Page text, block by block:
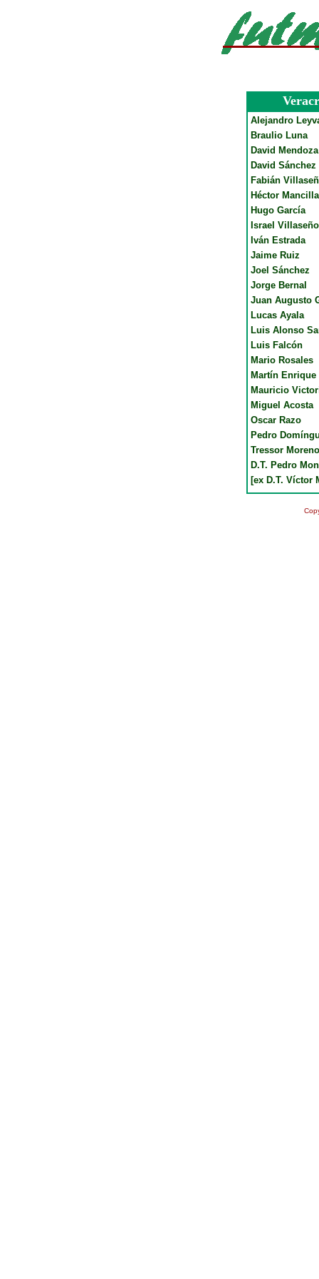
Alejandro
Braulio Luna
David Mendoza
David Sánchez
Fabián
Héctor Mancilla
Hugo García
Israel
Iván Estrada
Jaime Ruiz
Joel Sánchez
Jorge Bernal
Juan Augusto
Lucas Ayala
Luis Alonso
Luis Falcón
Mario Rosales
Martín Enrique
Mauricio
Miguel Acosta
Oscar Razo
Pedro
Tressor Moreno
D.T. Pedro
[ex D.T. Víctor